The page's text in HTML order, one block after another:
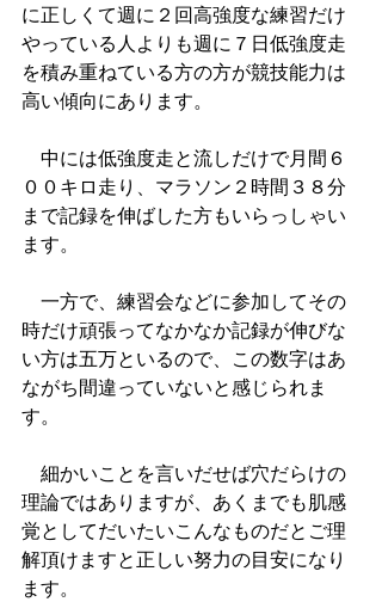
に正しくて週に２回高強度な練習だけ
やっている人よりも週に７日低強度走
を積み重ねている方の方が競技能力は
高い傾向にあります。
中には低強度走と流しだけで月間６
００キロ走り、マラソン２時間３８分
まで記録を伸ばした方もいらっしゃい
ます。
一方で、練習会などに参加してその
時だけ頑張ってなかなか記録が伸びな
い方は五万といるので、この数字はあ
ながち間違っていないと感じられま
す。
細かいことを言いだせば穴だらけの
理論ではありますが、あくまでも肌感
覚としてだいたいこんなものだとご理
解頂けますと正しい努力の目安になり
ます。